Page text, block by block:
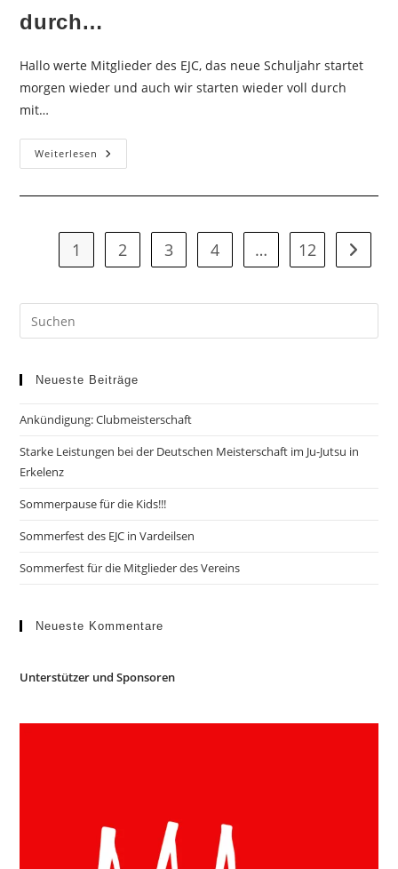
durch…
Hallo werte Mitglieder des EJC, das neue Schuljahr startet
morgen wieder und auch wir starten wieder voll durch
mit…
Weiterlesen Neues
Schuljahr
Ebenso
Wieder
Voll
Durch…
1 2 3 4 … 12 Zur
Neueste Beiträge
Ankündigung: Clubmeisterschaft
Starke Leistungen bei der Deutschen Meisterschaft im Ju-Jutsu in
Erkelenz
Sommerpause für die Kids!!!
Sommerfest des EJC in Vardeilsen
Sommerfest für die Mitglieder des Vereins
Neueste Kommentare
Unterstützer und Sponsoren